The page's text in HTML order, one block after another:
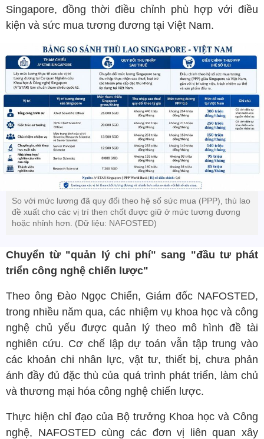
Singapore, đồng thời điều chỉnh phù hợp với điều
kiện và sức mua tương đương tại Việt Nam.
So với mức lương đã quy đổi theo hệ số sức mua (PPP), thù lao
đề xuất cho các vị trí then chốt được giữ ở mức tương đương
hoặc nhỉnh hơn. (Dữ liệu: NAFOSTED)
Chuyển từ "quản lý chi phí" sang "đầu tư phát
triển công nghệ chiến lược"
Theo ông Đào Ngọc Chiến, Giám đốc NAFOSTED,
trong nhiều năm qua, các nhiệm vụ khoa học và công
nghệ chủ yếu được quản lý theo mô hình đề tài
nghiên cứu. Cơ chế lập dự toán vẫn tập trung vào
các khoản chi nhân lực, vật tư, thiết bị, chưa phản
ánh đầy đủ đặc thù của quá trình phát triển, làm chủ
và thương mại hóa công nghệ chiến lược.
Thực hiện chỉ đạo của Bộ trưởng Khoa học và Công
nghệ, NAFOSTED cùng các đơn vị liên quan xây